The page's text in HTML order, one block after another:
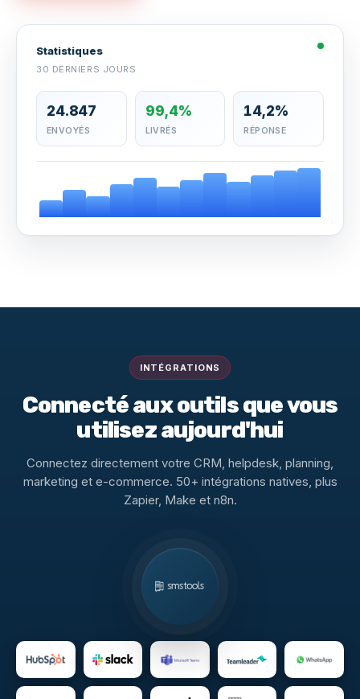
Statistiques
30 DERNIERS JOURS
24.847
ENVOYÉS
99,4%
LIVRÉS
14,2%
RÉPONSE
INTÉGRATIONS
Connecté aux outils que vous
utilisez aujourd'hui
Connectez directement votre CRM, helpdesk, planning,
marketing et e-commerce. 50+ intégrations natives, plus
Zapier, Make et n8n.